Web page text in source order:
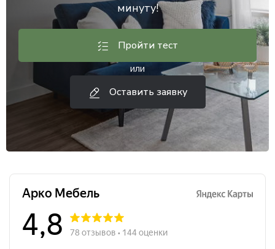
минуту!
Пройти тест
или
Оставить заявку